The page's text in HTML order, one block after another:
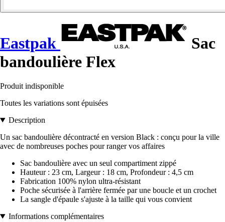
Eastpak
Sac
bandoulière Flex
Produit indisponible
Toutes les variations sont épuisées
Description
Un sac bandoulière décontracté en version Black : conçu pour la ville
avec de nombreuses poches pour ranger vos affaires
Sac bandoulière avec un seul compartiment zippé
Hauteur : 23 cm, Largeur : 18 cm, Profondeur : 4,5 cm
Fabrication 100% nylon ultra-résistant
Poche sécurisée à l'arrière fermée par une boucle et un crochet
La sangle d'épaule s'ajuste à la taille qui vous convient
Informations complémentaires